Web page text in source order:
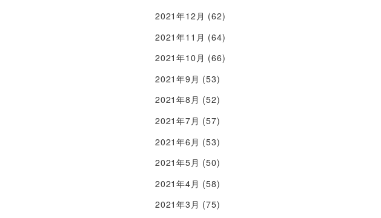
2021年12月 (62)
2021年11月 (64)
2021年10月 (66)
2021年9月 (53)
2021年8月 (52)
2021年7月 (57)
2021年6月 (53)
2021年5月 (50)
2021年4月 (58)
2021年3月 (75)